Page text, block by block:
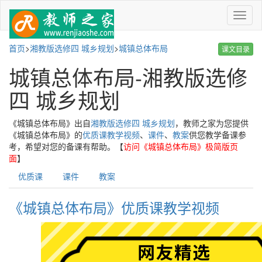
菜
单
课文目录
首页>湘教版选修四 城乡规划>城镇总体布局
城镇总体布局-湘教版选修
四 城乡规划
《城镇总体布局》出自湘教版选修四 城乡规划，教师之家为您提供
《城镇总体布局》的优质课教学视频、 课件、 教案供您教学备课参
考，希望对您的备课有帮助。【访问《城镇总体布局》极简版页
面】
优质课
课件 教案
《城镇总体布局》优质课教学视频